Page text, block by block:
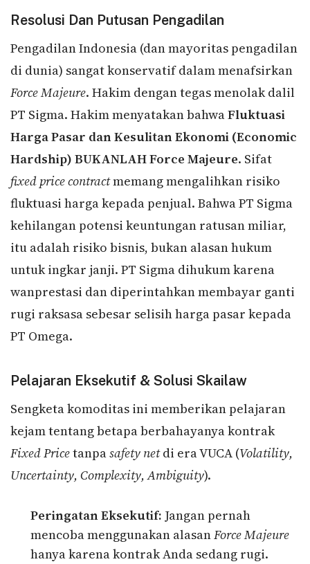
Resolusi Dan Putusan Pengadilan
Pengadilan Indonesia (dan mayoritas pengadilan
di dunia) sangat konservatif dalam menafsirkan
Force Majeure. Hakim dengan tegas menolak dalil
PT Sigma. Hakim menyatakan bahwaFluktuasi
Harga Pasar dan Kesulitan Ekonomi (Economic
Hardship) BUKANLAH Force Majeure. Sifat
fixed price contractmemang mengalihkan risiko
fluktuasi harga kepada penjual. Bahwa PT Sigma
kehilangan potensi keuntungan ratusan miliar,
itu adalah risiko bisnis, bukan alasan hukum
untuk ingkar janji. PT Sigma dihukum karena
wanprestasi dan diperintahkan membayar ganti
rugi raksasa sebesar selisih harga pasar kepada
PT Omega.
Pelajaran Eksekutif & Solusi Skailaw
Sengketa komoditas ini memberikan pelajaran
kejam tentang betapa berbahayanya kontrak
Fixed Pricetanpasafety netdi era VUCA (Volatility,
Uncertainty, Complexity, Ambiguity).
Peringatan Eksekutif: Jangan pernah
mencoba menggunakan alasanForce Majeure
hanya karena kontrak Anda sedang rugi.